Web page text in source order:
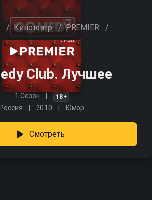
/ Кинотеатр / PREMIER /
Club. Лучшее
1 Сезон 18+
Россия 2010 Юмор
Смотреть